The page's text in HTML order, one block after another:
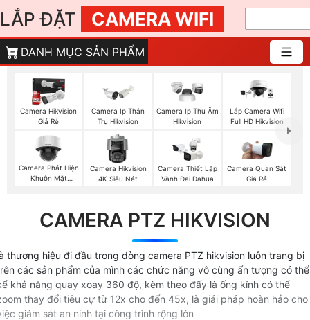
LẮP ĐẶT CAMERA WIFI
DANH MỤC SẢN PHẨM
Camera Hikvision
Giá Rẻ
Camera Ip Thân
Trụ Hikvision
Camera Ip Thu Âm
Hikvision
Lắp Camera Wifi
Full HD Hikvision
Camera Phát Hiện
Khuôn Mặt
Camera Hikvision
4K Siêu Nét
Camera Thiết Lập
Vành Đai Dahua
Camera Quan Sát
Giá Rẻ
CAMERA PTZ HIKVISION
thương hiệu đi đầu trong dòng camera PTZ hikvision luôn trang bị
các sản phẩm của mình các chức năng vô cùng ấn tượng có thể
khả năng quay xoay 360 độ, kèm theo đấy là ống kính có thể
thay đổi tiêu cự từ 12x cho đến 45x, là giái pháp hoàn hảo cho
giám sát an ninh tại công trình rộng lớn